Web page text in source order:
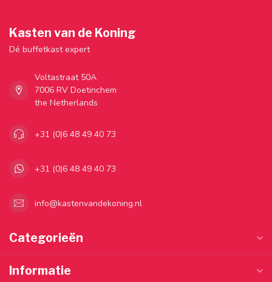
Kasten van de Koning
Dé buffetkast expert
Voltastraat 50A
7006 RV Doetinchem
the Netherlands
+31 (0)6 48 49 40 73
+31 (0)6 48 49 40 73
info@kastenvandekoning.nl
Categorieën
Informatie